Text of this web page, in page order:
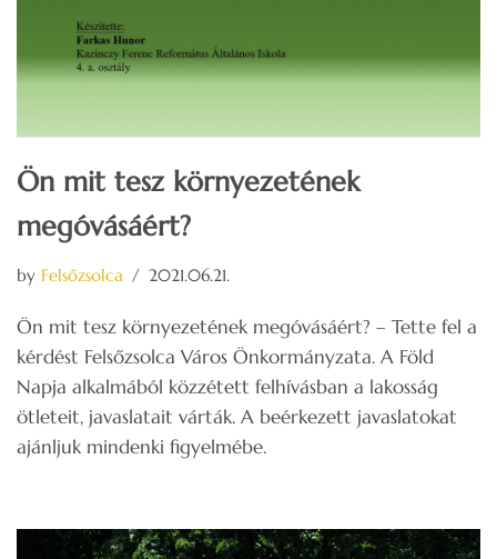
Ön mit tesz környezetének
megóvásáért?
by Felsőzsolca 2021.06.21.
Ön mit tesz környezetének megóvásáért? – Tette fel a
kérdést Felsőzsolca Város Önkormányzata. A Föld
Napja alkalmából közzétett felhívásban a lakosság
ötleteit, javaslatait várták. A beérkezett javaslatokat
ajánljuk mindenki figyelmébe.